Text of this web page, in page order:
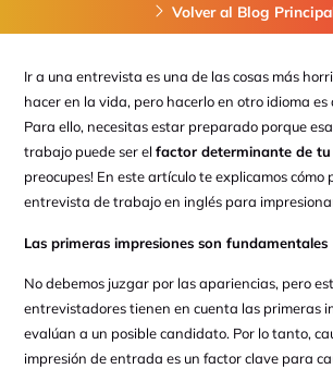
Volver al Blog
Ir a una entrevista es una de las cosas más
hacer en la vida, pero hacerlo en otro idioma
Para ello, necesitas estar preparado porque
trabajo puede ser el factor determinante de
preocupes! En este artículo te explicamos cómo
entrevista de trabajo en inglés para
Las primeras impresiones son fundamentales
No debemos juzgar por las apariencias, pero
entrevistadores tienen en cuenta las primeras
evalúan a un posible candidato. Por lo tanto,
impresión de entrada es un factor clave para